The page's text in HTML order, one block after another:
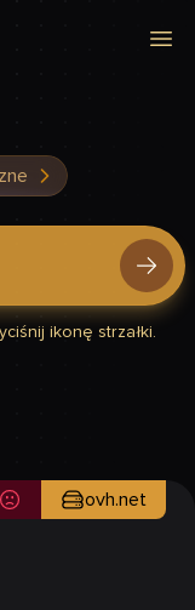
jest szybka
ikonę strzałki.
ovh.net